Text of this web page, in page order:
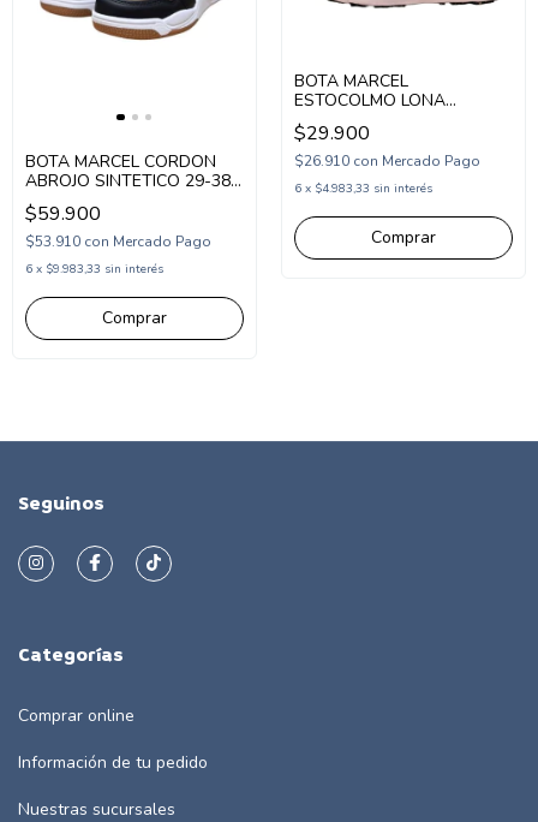
BOTA MARCEL CORDON
ABROJO SINTETICO 29-38
BLANCO NEGRO
(MNAN/1BNE)
$59.900
$53.910 con Mercado Pago
6 x $9.983,33 sin interés
Comprar
BOTA MARCEL
ESTOCOLMO LONA
URBANA CORDON 29-36
NEGRO (MESTO/1N)
$29.900
$26.910 con Mercado Pago
6 x $4.983,33 sin interés
Comprar
Seguinos
Categorías
Comprar online
Información de tu pedido
Nuestras sucursales